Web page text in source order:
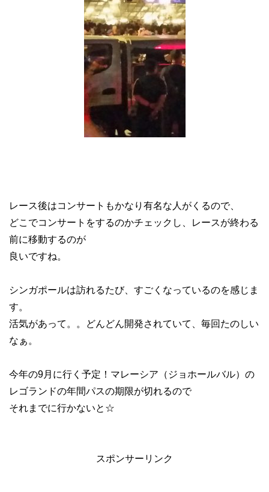
レース後はコンサートもかなり有名な人がくるので、
どこでコンサートをするのかチェックし、レースが終わる
前に移動するのが
良いですね。
シンガポールは訪れるたび、すごくなっているのを感じま
す。
活気があって。。どんどん開発されていて、毎回たのしい
なぁ。
今年の9月に行く予定！マレーシア（ジョホールバル）の
レゴランドの年間パスの期限が切れるので
それまでに行かないと☆
スポンサーリンク